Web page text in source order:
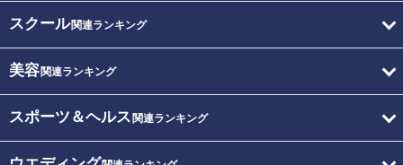
スクール関連ランキング
美容関連ランキング
スポーツ＆ヘルス 関連ランキング